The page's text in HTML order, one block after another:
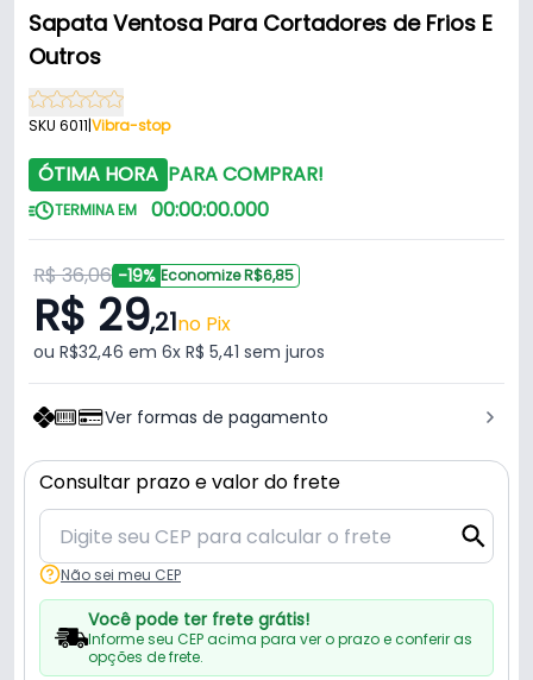
Sapata Ventosa Para Cortadores de Frios E
Outros
SKU 6011|Vibra-stop
ÓTIMA HORA PARA COMPRAR!
TERMINA EM 00:00:00.000
R$ 36,06 -19% Economize R$6,85
R$ 29,21no Pix
ou R$32,46 em 6x R$ 5,41 sem juros
Ver formas de pagamento
Consultar prazo e valor do frete
Não sei meu CEP
Você pode ter frete grátis!
Informe seu CEP acima para ver o prazo e conferir as
opções de frete.